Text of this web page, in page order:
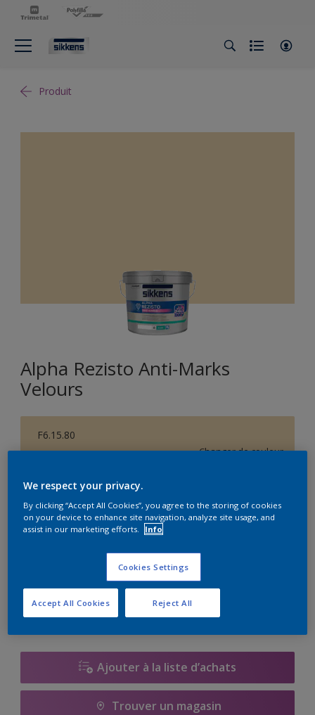
Produit
Alpha Rezisto Anti-Marks
Velours
F6.15.80
Changer de couleur
Format
1L 5L 10L
Calculateur de peinture
Calculer
Ajouter à la liste d’achats
Trouver un magasin
We respect your privacy.
By clicking “Accept All Cookies”, you agree to the storing of cookies
on your device to enhance site navigation, analyze site usage, and
assist in our marketing efforts.
Info
Cookies Settings
Reject All
Accept All Cookies